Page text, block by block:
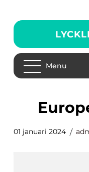
Menu
01 januari 2024